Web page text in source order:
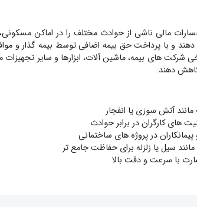
مالی ناشی از حوادث مختلف را در اماکن
با پرداخت حق بیمه اضافی توسط بیمه گذار و
های بیمه، ماشین آلات، ابزارها و سایر تجهیزات
دهند.
آتش سوزی یا انفجار
های کارگران در برابر حوادث
در پروژه های ساختمانی
سیل یا زلزله برای حفاظت جامع تر
با سرعت و دقت بالا